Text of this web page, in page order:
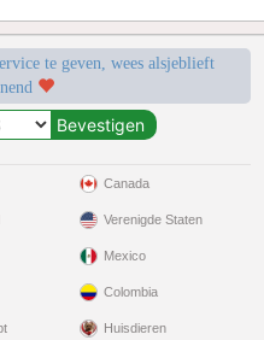
te geven, wees alsjeblieft
Canada
Verenigde Staten
Mexico
Colombia
Huisdieren